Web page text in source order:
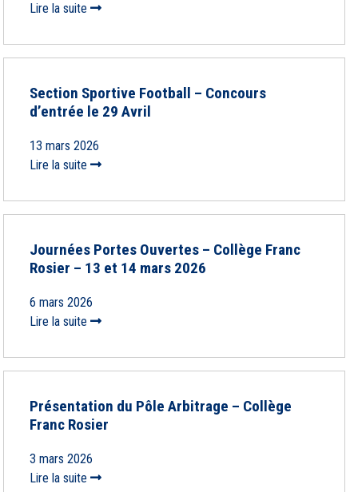
Lire la suite
Section Sportive Football – Concours
d’entrée le 29 Avril
13 mars 2026
Lire la suite
Journées Portes Ouvertes – Collège Franc
Rosier – 13 et 14 mars 2026
6 mars 2026
Lire la suite
Présentation du Pôle Arbitrage – Collège
Franc Rosier
3 mars 2026
Lire la suite